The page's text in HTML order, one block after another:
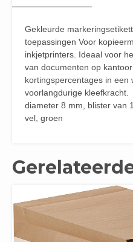
Gekleurde
toepassingen Voor
inkjetprinters. Ideaal voor
van documenten op
kortingspercentages in een
voorlangdurige kleefkracht.
diameter 8 mm, blister van
vel, groen